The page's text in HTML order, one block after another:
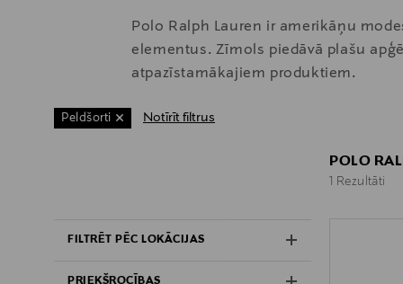
Polo Ralph Lauren ir amerikāņu
elementus. Zīmols piedāvā plašu
atpazīstamākajiem produktiem.
Peldšorti Notīrīt filtrus
FILTRĒT PĒC LOKĀCIJAS
POLO
1 Rezultāti